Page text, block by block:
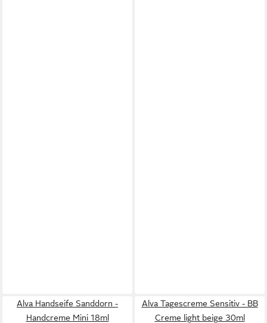
Alva Handseife Sanddorn -
Handcreme Mini 18ml
Alva Tagescreme Sensitiv - BB
Creme light beige 30ml